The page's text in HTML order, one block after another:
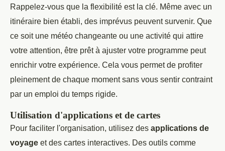
Rappelez-vous que la flexibilité est la clé. Même avec un
itinéraire bien établi, des imprévus peuvent survenir. Que
ce soit une météo changeante ou une activité qui attire
votre attention, être prêt à ajuster votre programme peut
enrichir votre expérience. Cela vous permet de profiter
pleinement de chaque moment sans vous sentir contraint
par un emploi du temps rigide.
Utilisation d'applications et de cartes
Pour faciliter l'organisation, utilisez des applications de
voyage et des cartes interactives. Des outils comme